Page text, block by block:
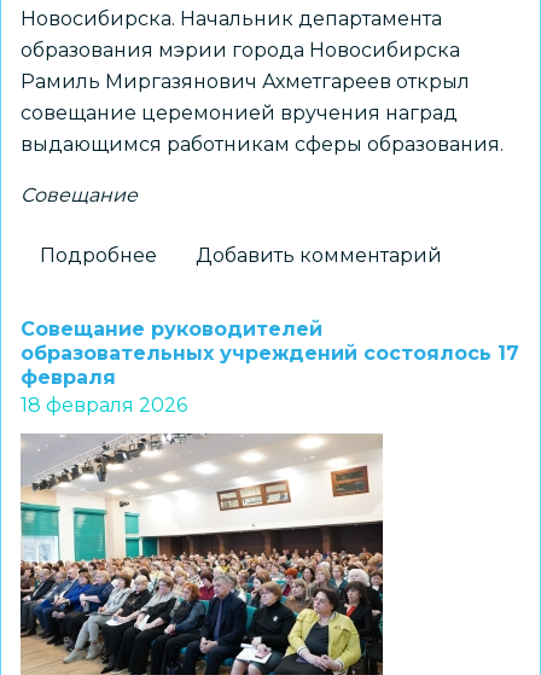
Новосибирска. Начальник департамента
образования мэрии города Новосибирска
Рамиль Миргазянович Ахметгареев открыл
совещание церемонией вручения наград
выдающимся работникам сферы образования.
Совещание
Подробнее
обсудили
плановом
совещании
директоров
образовательных
учреждений
Добавить комментарий
Совещание руководителей
образовательных учреждений состоялось 17
февраля
18 февраля 2026